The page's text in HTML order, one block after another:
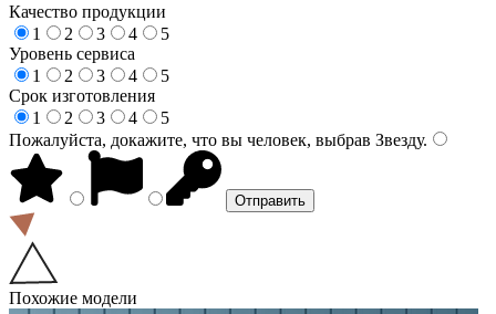
Качество продукции
1
2 3 4
5
Уровень сервиса
1
2 3 4
5
Срок изготовления
1
2 3 4
5
Пожалуйста, докажите, что вы человек, выбрав Звезду.
Похожие модели